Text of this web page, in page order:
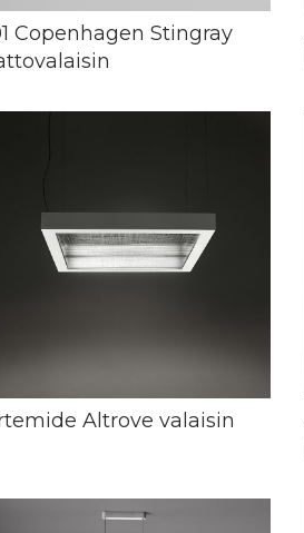
Copenhagen Stingray
Altrove valaisin